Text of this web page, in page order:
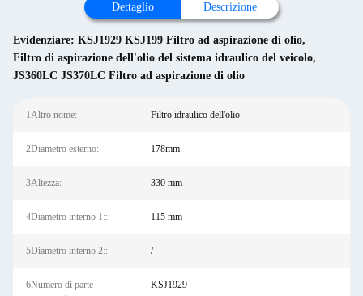
Dettaglio Descrizione
Evidenziare: KSJ1929 KSJ199 Filtro ad aspirazione di olio,
Filtro di aspirazione dell'olio del sistema idraulico del veicolo,
JS360LC JS370LC Filtro ad aspirazione di olio
1Altro nome: Filtro idraulico dell'olio
2Diametro esterno: 178mm
3Altezza: 330 mm
4Diametro interno 1:: 115 mm
5Diametro interno 2:: /
6Numero di parte
KSJ1929